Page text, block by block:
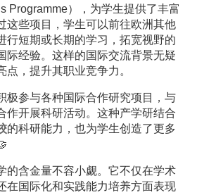
Programme），为学生提供了丰富
这些项目，学生可以前往欧洲其他
行短期或长期的学习，拓宽视野的
际经验。这样的国际交流背景无疑
，提升其职业竞争力。
极参与各种国际合作研究项目，与
作开展科研活动。这种产学研结合
的科研能力，也为学生创造了更多
的含金量不容小觑。它不仅在学术
在国际化和实践能力培养方面表现